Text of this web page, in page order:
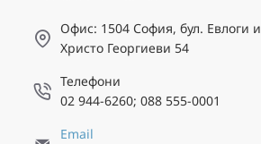
Офис: 1504 София, бул. Евлоги и
Христо Георгиеви 54
Телефони
02 944-6260; 088 555-0001
Email